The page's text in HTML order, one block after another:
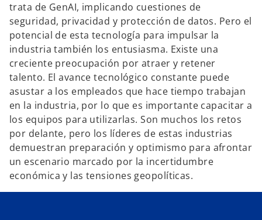
trata de GenAI, implicando cuestiones de
seguridad, privacidad y protección de datos. Pero el
potencial de esta tecnología para impulsar la
industria también los entusiasma. Existe una
creciente preocupación por atraer y retener
talento. El avance tecnológico constante puede
asustar a los empleados que hace tiempo trabajan
en la industria, por lo que es importante capacitar a
los equipos para utilizarlas. Son muchos los retos
por delante, pero los líderes de estas industrias
demuestran preparación y optimismo para afrontar
un escenario marcado por la incertidumbre
económica y las tensiones geopolíticas.